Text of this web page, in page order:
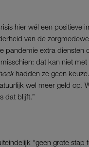
hier wél een positieve
van de
pandemie extra diensten
dat kan niet met
hadden ze geen
wel meer geld op.
dat blijft.”
“geen grote stap